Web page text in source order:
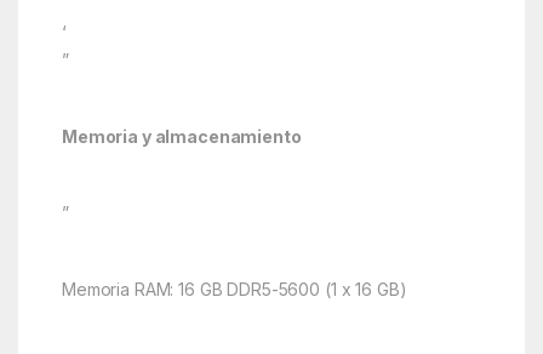
‘
”
Memoria y almacenamiento
”
Memoria RAM: 16 GB DDR5-5600 (1 x 16 GB)